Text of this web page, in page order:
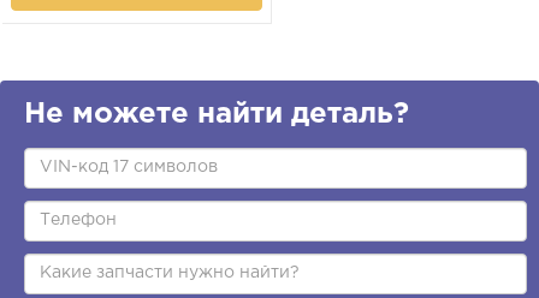
Не можете найти деталь?